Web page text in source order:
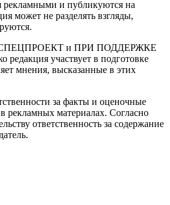
и публикуются на
может не разделять взгляды,
СПЕЦПРОЕКТ и ПРИ ПОДДЕРЖКЕ
редакция участвует в подготовке
мнения, высказанные в этих
за факты и оценочные
рекламных материалах. Согласно
ответственность за содержание